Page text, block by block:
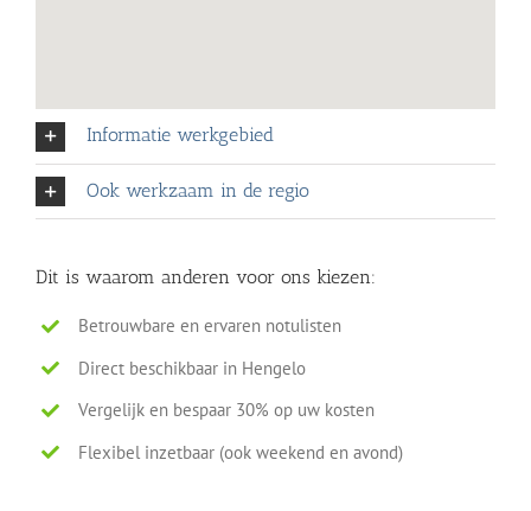
Informatie werkgebied
Ook werkzaam in de regio
Dit is waarom anderen voor ons kiezen:
Betrouwbare en ervaren notulisten
Direct beschikbaar in Hengelo
Vergelijk en bespaar 30% op uw kosten
Flexibel inzetbaar (ook weekend en avond)